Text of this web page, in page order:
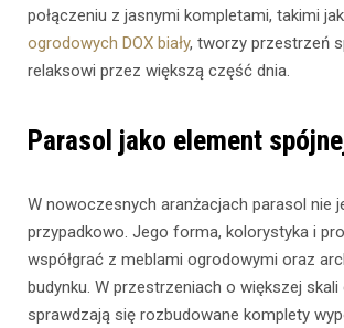
połączeniu z jasnymi kompletami, takimi jak
ogrodowych DOX biały, tworzy przestrzeń
relaksowi przez większą część dnia.
Parasol jako element
W nowoczesnych aranżacjach parasol nie
przypadkowo. Jego forma, kolorystyka i
współgrać z meblami ogrodowymi oraz
budynku. W przestrzeniach o większej skali
sprawdzają się rozbudowane komplety